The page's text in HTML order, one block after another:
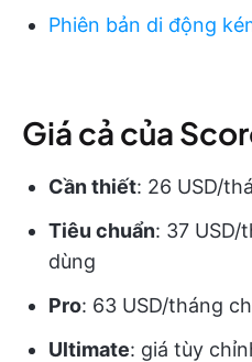
Phiên bản di động
Giá cả của
Cần thiết: 26 USD/
Tiêu chuẩn: 37
dùng
Pro: 63 USD/tháng
Ultimate: giá tùy